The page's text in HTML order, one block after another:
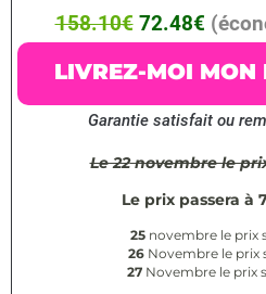
158.10€ 72.48€
LIVREZ-MOI
Garantie satisfait ou
Le 22novembre le
Le prix passera à
25 novembre le prix
26 Novembre le prix
27 Novembre le prix